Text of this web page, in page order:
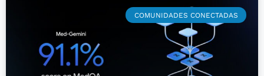
COMUNIDADES CONECTADAS